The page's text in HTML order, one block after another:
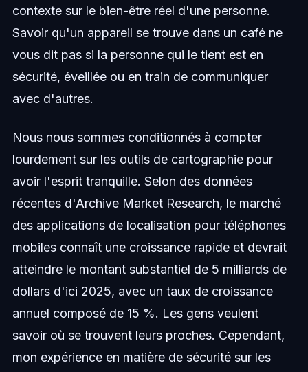
contexte sur le bien-être réel d'une personne.
Savoir qu'un appareil se trouve dans un café ne
vous dit pas si la personne qui le tient est en
sécurité, éveillée ou en train de communiquer
avec d'autres.
Nous nous sommes conditionnés à compter
lourdement sur les outils de cartographie pour
avoir l'esprit tranquille. Selon des données
récentes d'Archive Market Research, le marché
des applications de localisation pour téléphones
mobiles connaît une croissance rapide et devrait
atteindre le montant substantiel de 5 milliards de
dollars d'ici 2025, avec un taux de croissance
annuel composé de 15 %. Les gens veulent
savoir où se trouvent leurs proches. Cependant,
mon expérience en matière de sécurité sur les